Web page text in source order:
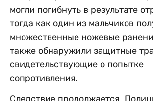
могли погибнуть в результате
тогда как один из мальчиков
множественные ножевые
также обнаружили защитные
свидетельствующие о попытке
сопротивления.
Следствие продолжается.